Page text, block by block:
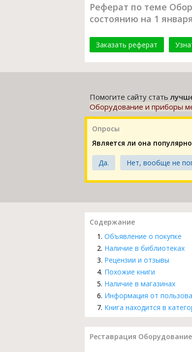
Реферат по теме
состоянию на 1
Заказать реферат
Помогите сайту стать
Оборудование и приборы
Опросы
Является ли она
Да. Нет, вообще не
Содержание
Объявление о покупке
Наличие в библиотеках
Рецензии и отзывы
Похожие книги
Наличие в магазинах
Информация от
Книга находится в
Реставрация